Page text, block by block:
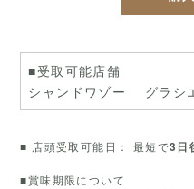
■受取可能店舗
シャンドワゾー グラシ
■ 店頭受取可能日： 最短で3日
■賞味期限について